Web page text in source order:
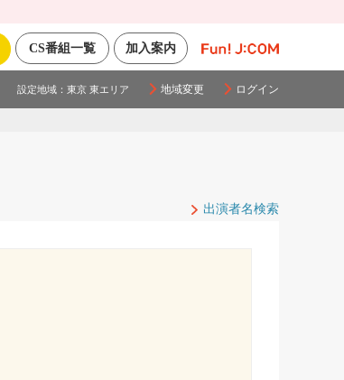
加入案内
CS番組一覧
設定地域： 東京 東エリア 地域変更 ログイン
出演者名検索